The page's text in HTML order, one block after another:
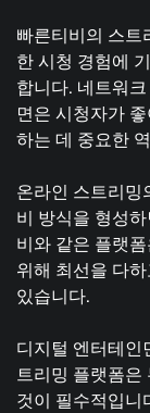
빠른티비의 스트
한 시청 경험에
합니다. 네트워
면은 시청자가
하는 데 중요한
온라인 스트리밍
비 방식을 형성
비와 같은 플랫
위해 최선을 다
있습니다.
디지털 엔터테인
트리밍 플랫폼
것이 필수적입니